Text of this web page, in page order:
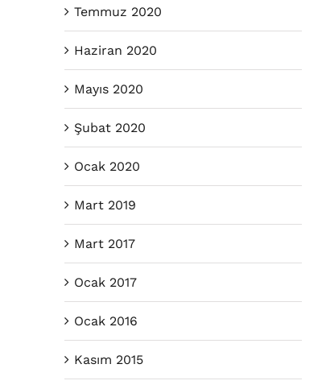
Temmuz 2020
Haziran 2020
Mayıs 2020
Şubat 2020
Ocak 2020
Mart 2019
Mart 2017
Ocak 2017
Ocak 2016
Kasım 2015